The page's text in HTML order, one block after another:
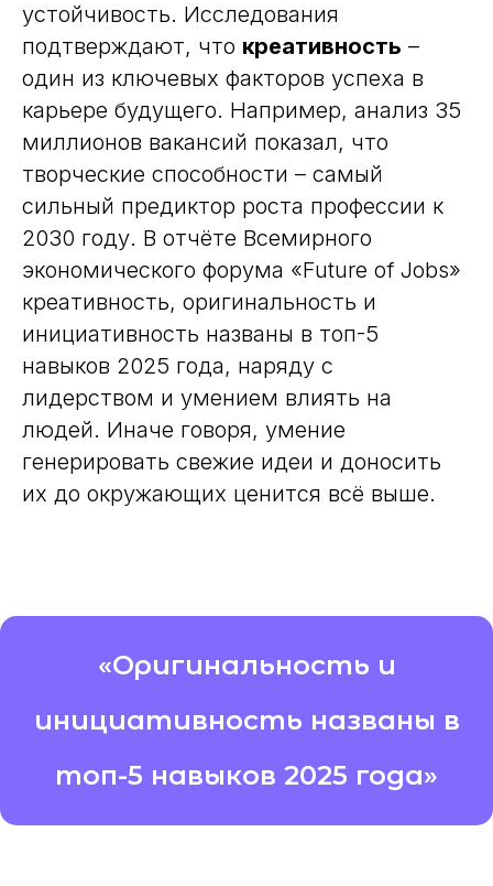
устойчивость. Исследования
подтверждают, что креативность –
один из ключевых факторов успеха в
карьере будущего. Например, анализ 35
миллионов вакансий показал, что
творческие способности – самый
сильный предиктор роста профессии к
2030 году. В отчёте Всемирного
экономического форума «Future of Jobs»
креативность, оригинальность и
инициативность названы в топ-5
навыков 2025 года, наряду с
лидерством и умением влиять на
людей. Иначе говоря, умение
генерировать свежие идеи и доносить
их до окружающих ценится всё выше.
«Оригинальность и
инициативность названы в
топ-5 навыков 2025 года»